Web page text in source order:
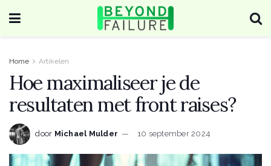
Home Artikelen
Hoe maximaliseer je de
resultaten met front raises?
door Michael Mulder 10 september 2024